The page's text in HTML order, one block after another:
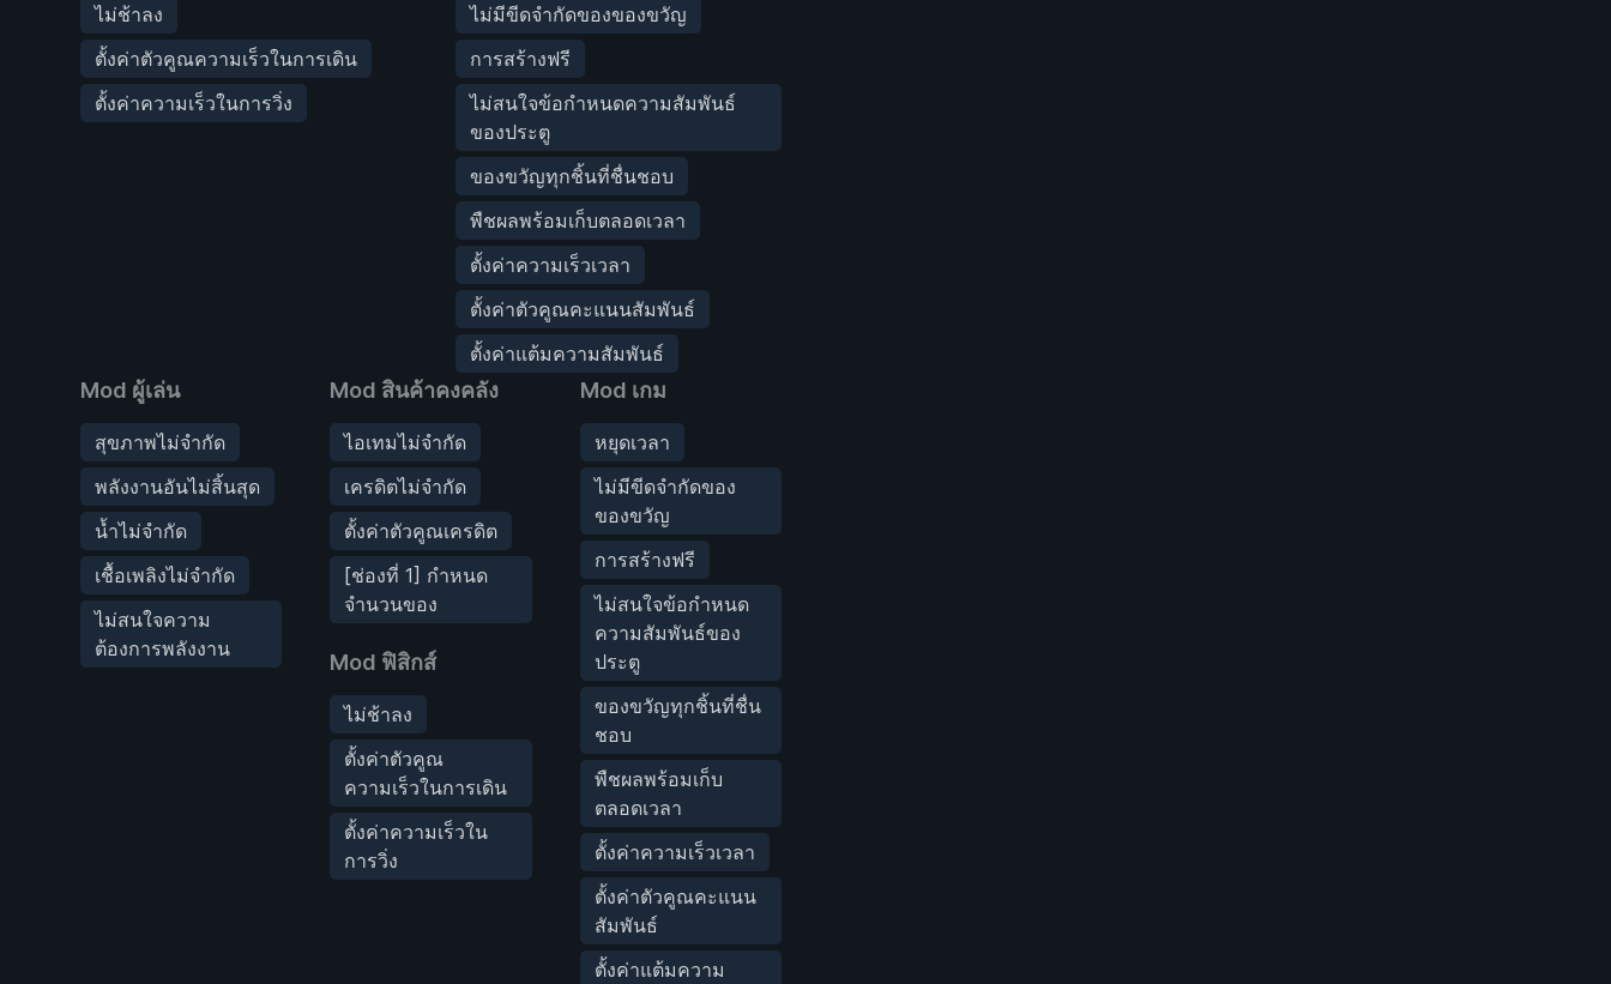
ไม่ช้าลง
ตั้งค่าตัวคูณความเร็วในการเดิน
ตั้งค่าความเร็วในการวิ่ง
ไม่มีขีดจำกัดของของขวัญ
การสร้างฟรี
ไม่สนใจข้อกำหนดความสัมพันธ์
ของประตู
ของขวัญทุกชิ้นที่ชื่นชอบ
พืชผลพร้อมเก็บตลอดเวลา
ตั้งค่าความเร็วเวลา
ตั้งค่าตัวคูณคะแนนสัมพันธ์
ตั้งค่าแต้มความสัมพันธ์
Mod ผู้เล่น
สุขภาพไม่จำกัด
พลังงานอันไม่สิ้นสุด
น้ำไม่จำกัด
เชื้อเพลิงไม่จำกัด
ไม่สนใจความ
ต้องการพลังงาน
Mod สินค้าคงคลัง
ไอเทมไม่จำกัด
เครดิตไม่จำกัด
ตั้งค่าตัวคูณเครดิต
[ช่องที่ 1] กำหนด
จำนวนของ
Mod ฟิสิกส์
ไม่ช้าลง
ตั้งค่าตัวคูณ
ความเร็วในการเดิน
ตั้งค่าความเร็วใน
การวิ่ง
Mod เกม
หยุดเวลา
ไม่มีขีดจำกัดของ
ของขวัญ
การสร้างฟรี
ไม่สนใจข้อกำหนด
ความสัมพันธ์ของ
ประตู
ของขวัญทุกชิ้นที่ชื่น
ชอบ
พืชผลพร้อมเก็บ
ตลอดเวลา
ตั้งค่าความเร็วเวลา
ตั้งค่าตัวคูณคะแนน
สัมพันธ์
ตั้งค่าแต้มความ